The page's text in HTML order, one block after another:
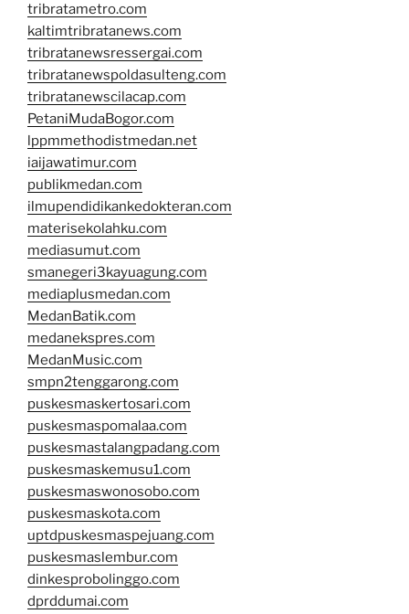
tribratametro.com
kaltimtribratanews.com
tribratanewsressergai.com
tribratanewspoldasulteng.com
tribratanewscilacap.com
PetaniMudaBogor.com
lppmmethodistmedan.net
iaijawatimur.com
publikmedan.com
ilmupendidikankedokteran.com
materisekolahku.com
mediasumut.com
smanegeri3kayuagung.com
mediaplusmedan.com
MedanBatik.com
medanekspres.com
MedanMusic.com
smpn2tenggarong.com
puskesmaskertosari.com
puskesmaspomalaa.com
puskesmastalangpadang.com
puskesmaskemusu1.com
puskesmaswonosobo.com
puskesmaskota.com
uptdpuskesmaspejuang.com
puskesmaslembur.com
dinkesprobolinggo.com
dprddumai.com